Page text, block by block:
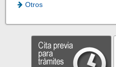
Otros